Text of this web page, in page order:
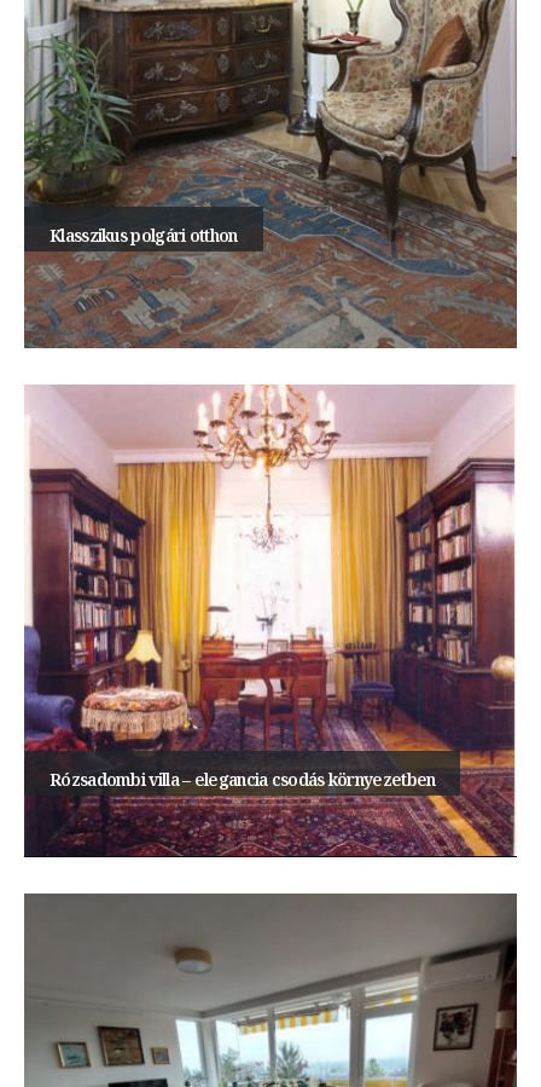
Klasszikus polgári otthon
Rózsadombi villa – elegancia csodás környezetben